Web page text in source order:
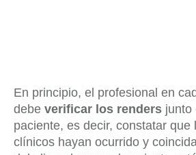
En principio, el profesional en
debe verificar los renders junto
paciente, es decir, constatar que
clínicos hayan ocurrido y